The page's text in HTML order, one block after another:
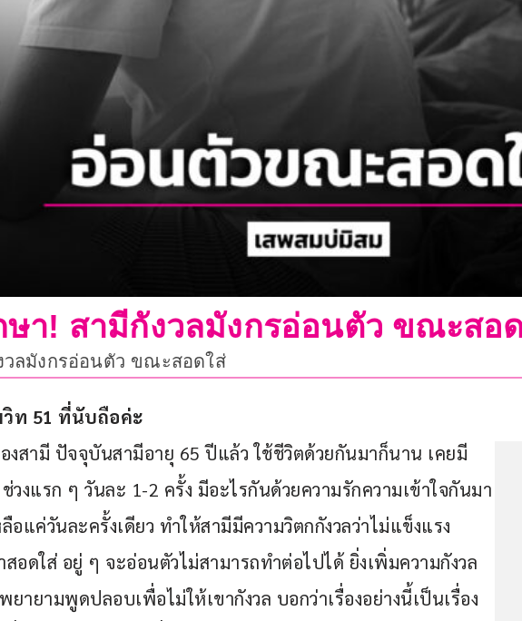
า! สามีกังวลมังกรอ่อนตัว ขณะสอ
ลมังกรอ่อนตัว ขณะสอดใส่
ท 51 ที่นับถือค่ะ
งสามี ปัจจุบันสามีอายุ 65 ปีแล้ว ใช้ชีวิตด้วยกันมาก็นาน เคยมี
งแรก ๆ วันละ 1-2 ครั้ง มีอะไรกันด้วยความรักความเข้าใจกันมา
แค่วันละครั้งเดียว ทำให้สามีมีความวิตกกังวลว่าไม่แข็งแรง
สอดใส่ อยู่ ๆ จะอ่อนตัวไม่สามารถทำต่อไปได้ ยิ่งเพิ่มความกังวล
ายามพูดปลอบเพื่อไม่ให้เขากังวล บอกว่าเรื่องอย่างนี้เป็นเรื่อง